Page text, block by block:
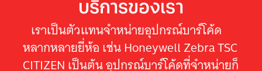
บริการของเรา
เราเป็นตัวแทนจำหน่ายอุปกรณ์บาร์โค้ด
หลากหลายยี่ห้อ เช่น Honeywell Zebra TSC
CITIZEN เป็นต้น อุปกรณ์บาร์โค้ดที่จำหน่ายก็